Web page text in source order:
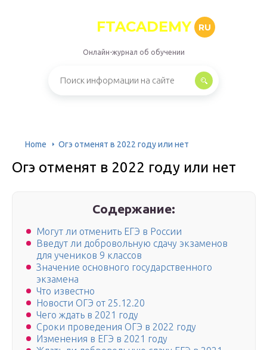
FTACADEMY RU
Онлайн-журнал об обучении
Home Огэ отменят в 2022 году или нет
Огэ отменят в 2022 году или нет
Содержание:
Могут ли отменить ЕГЭ в России
Введут ли добровольную сдачу экзаменов
для учеников 9 классов
Значение основного государственного
экзамена
Что известно
Новости ОГЭ от 25.12.20
Чего ждать в 2021 году
Сроки проведения ОГЭ в 2022 году
Изменения в ЕГЭ в 2021 году